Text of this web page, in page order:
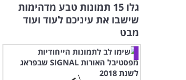
גלו 15 תמונות טבע מדהימות
שישבו את עיניכם לעוד ועוד
מבט